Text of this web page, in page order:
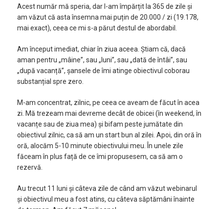
Acest număr mă speria, dar l-am împărțit la 365 de zile și
am văzut că asta însemna mai puțin de 20.000 / zi (19.178,
mai exact), ceea ce mi s-a părut destul de abordabil.
Am început imediat, chiar în ziua aceea. Știam că, dacă
aman pentru „mâine”, sau „luni”, sau „dată de întâi”, sau
„după vacanță”, șansele de îmi atinge obiectivul coborau
substanțial spre zero.
M-am concentrat, zilnic, pe ceea ce aveam de făcut în acea
zi. Mă trezeam mai devreme decât de obicei (în weekend, în
vacanțe sau de ziua mea) și bifam peste jumătate din
obiectivul zilnic, ca să am un start bun al zilei. Apoi, din oră în
oră, alocăm 5-10 minute obiectivului meu. În unele zile
făceam în plus față de ce îmi propusesem, ca să am o
rezervă.
Au trecut 11 luni și câteva zile de când am văzut webinarul
și obiectivul meu a fost atins, cu câteva săptămâni înainte